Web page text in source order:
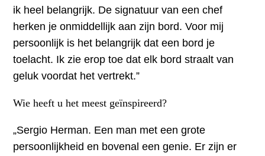
ik heel belangrijk. De signatuur van een chef
herken je onmiddellijk aan zijn bord. Voor mij
persoonlijk is het belangrijk dat een bord je
toelacht. Ik zie erop toe dat elk bord straalt van
geluk voordat het vertrekt.”
Wie heeft u het meest geïnspireerd?
„Sergio Herman. Een man met een grote
persoonlijkheid en bovenal een genie. Er zijn er